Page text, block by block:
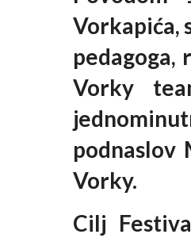
Vorkapića,
pedagoga,
Vorky
podnaslov
Vorky.
Cilj